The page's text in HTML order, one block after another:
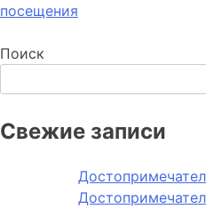
записям
посещения
Поиск
Свежие записи